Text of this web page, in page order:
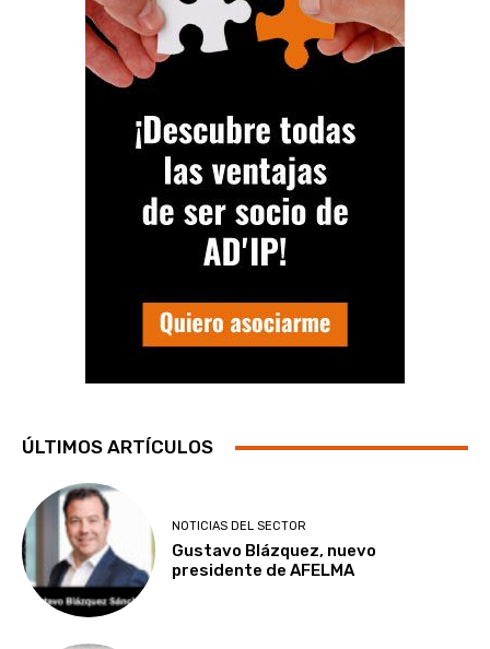
ÚLTIMOS ARTÍCULOS
NOTICIAS DEL SECTOR
Gustavo Blázquez, nuevo
presidente de AFELMA